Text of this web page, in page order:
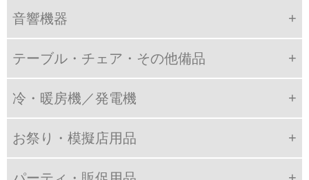
音響機器
テーブル・チェア・その他備品
冷・暖房機／発電機
お祭り・模擬店用品